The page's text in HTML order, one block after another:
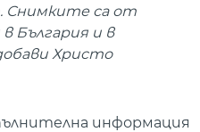
Снимките са от
България и в
Христо
информация